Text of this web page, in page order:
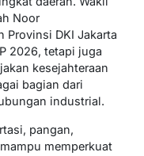
Noor
Provinsi DKI Jakarta
2026, tetapi juga
kesejahteraan
bagian dari
industrial.
pangan,
memperkuat